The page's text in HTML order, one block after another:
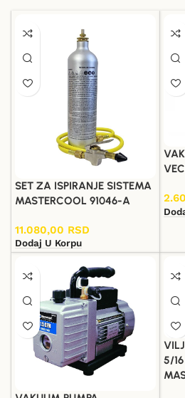
SET ZA ISPIRANJE SISTEMA
MASTERCOOL 91046-A
11.080,00 RSD
Dodaj U Korpu
5/